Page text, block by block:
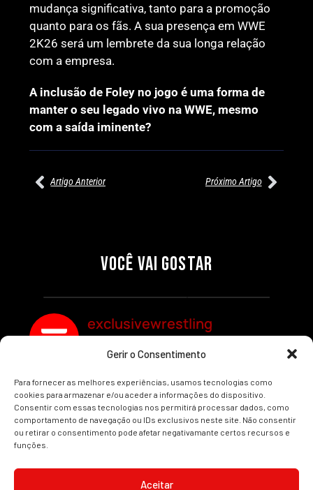
Gerir o Consentimento
Para fornecer as melhores experiências, usamos tecnologias como
cookies para armazenar e/ou aceder a informações do dispositivo.
Consentir com essas tecnologias nos permitirá processar dados, como
comportamento de navegação ou IDs exclusivos neste site. Não consentir
ou retirar o consentimento pode afetar negativamante certos recursos e
funções.
Aceitar
mudança significativa, tanto para a promoção
quanto para os fãs. A sua presença em WWE
2K26 será um lembrete da sua longa relação
com a empresa.
A inclusão de Foley no jogo é uma forma de
manter o seu legado vivo na WWE, mesmo
com a saída iminente?
Artigo Anterior Próximo Artigo
VOCÊ VAI GOSTAR
SEGMENTOS A NÃO PERDER
Por exclusivewrestling
MUNDIAL FEMININO NA AEW
REDEMPTION
Por exclusivewrestling
exclusivewrestling
Ver mais Artigos